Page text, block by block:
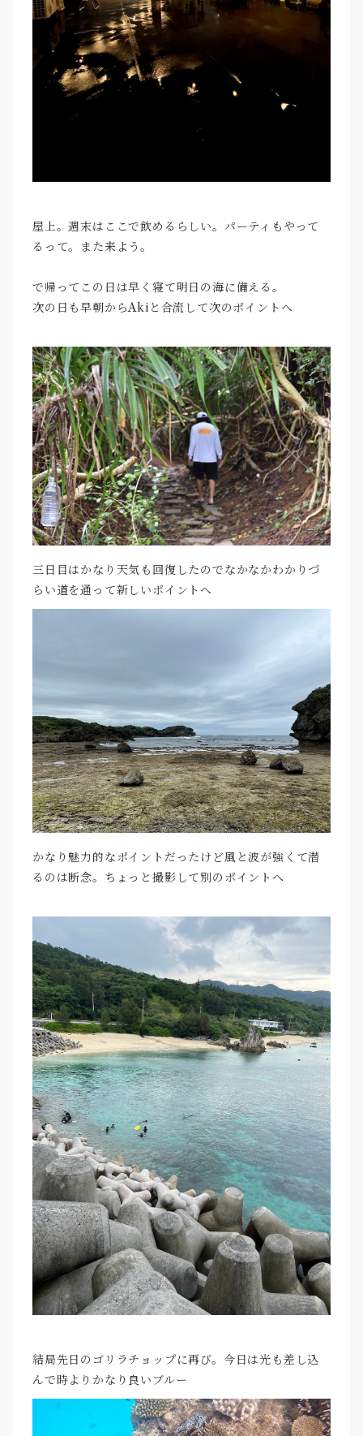
屋上。週末はここで飲めるらしい。パーティもやって
るって。また来よう。
で帰ってこの日は早く寝て明日の海に備える。
次の日も早朝からAkiと合流して次のポイントへ
三日目はかなり天気も回復したのでなかなかわかりづ
らい道を通って新しいポイントへ
かなり魅力的なポイントだったけど風と波が強くて潜
るのは断念。ちょっと撮影して別のポイントへ
結局先日のゴリラチョップに再び。今日は光も差し込
んで時よりかなり良いブルー